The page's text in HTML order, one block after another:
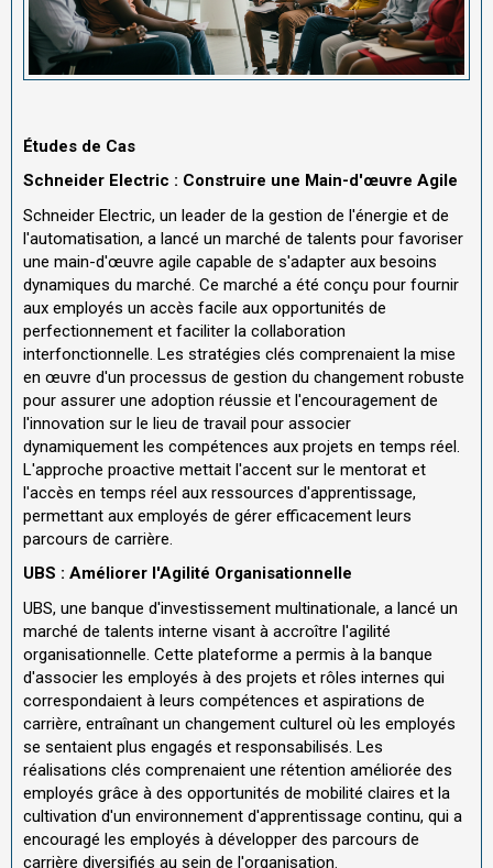
Études de Cas
Schneider Electric : Construire une Main-d'œuvre Agile
Schneider Electric, un leader de la gestion de l'énergie et de
l'automatisation, a lancé un marché de talents pour favoriser
une main-d'œuvre agile capable de s'adapter aux besoins
dynamiques du marché. Ce marché a été conçu pour fournir
aux employés un accès facile aux opportunités de
perfectionnement et faciliter la collaboration
interfonctionnelle. Les stratégies clés comprenaient la mise
en œuvre d'un processus de gestion du changement robuste
pour assurer une adoption réussie et l'encouragement de
l'innovation sur le lieu de travail pour associer
dynamiquement les compétences aux projets en temps réel.
L'approche proactive mettait l'accent sur le mentorat et
l'accès en temps réel aux ressources d'apprentissage,
permettant aux employés de gérer efficacement leurs
parcours de carrière.
UBS : Améliorer l'Agilité Organisationnelle
UBS, une banque d'investissement multinationale, a lancé un
marché de talents interne visant à accroître l'agilité
organisationnelle. Cette plateforme a permis à la banque
d'associer les employés à des projets et rôles internes qui
correspondaient à leurs compétences et aspirations de
carrière, entraînant un changement culturel où les employés
se sentaient plus engagés et responsabilisés. Les
réalisations clés comprenaient une rétention améliorée des
employés grâce à des opportunités de mobilité claires et la
cultivation d'un environnement d'apprentissage continu, qui a
encouragé les employés à développer des parcours de
carrière diversifiés au sein de l'organisation.